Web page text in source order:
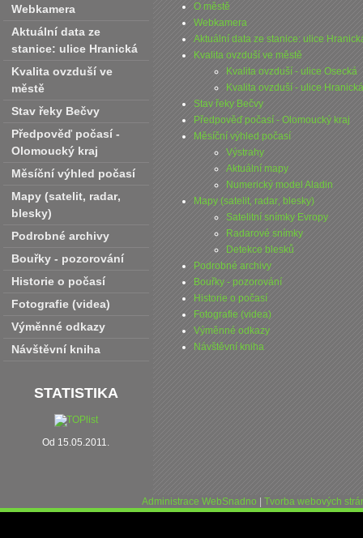
Webkamera
Aktuální data ze
stanice: ulice Hranická
Kvalita ovzduší ve
městě
Stav řeky Bečvy
Předpověď počasí -
Olomoucký kraj
Měsíční výhled počasí
Mapy (satelit‚ radar‚
blesky)
Podrobné archivy
Bouřky - pozorování
Historie o počasí
Fotografie (videa)
Výměnné odkazy
Návštěvní kniha
STATISTIKA
Od 15.05.2011.
O městě
Webkamera
Aktuální data ze stanice: ulice
Kvalita ovzduší ve městě
Kvalita ovzduší - ulice Osecká
Kvalita ovzduší - ulice Hranická
Stav řeky Bečvy
Předpověď počasí - Olomoucký kraj
Měsíční výhled počasí
Výstrahy
Aktuální mapy
Numerický model Aladin
Mapy (satelit‚ radar‚ blesky)
Satelitní snímky Evropy
Radarové snímky
Detekce blesků
Podrobné archivy
Bouřky - pozorování
Historie o počasí
Fotografie (videa)
Výměnné odkazy
Návštěvní kniha
Administrace WebSnadno Tvorba webových